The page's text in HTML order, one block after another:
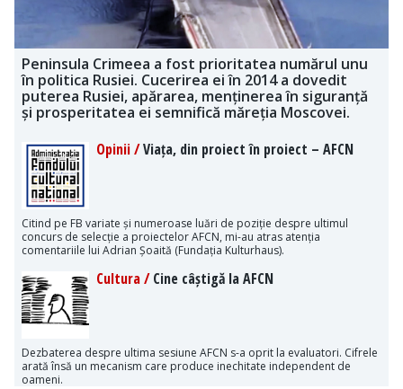
Peninsula Crimeea a fost prioritatea numărul unu
în politica Rusiei. Cucerirea ei în 2014 a dovedit
puterea Rusiei, apărarea, menținerea în siguranță
și prosperitatea ei semnifică măreția Moscovei.
Opinii /Viața, din proiect în proiect – AFCN
Citind pe FB variate și numeroase luări de poziție despre ultimul
concurs de selecție a proiectelor AFCN, mi-au atras atenția
comentariile lui Adrian Șoaită (Fundația Kulturhaus).
Cultura /Cine câștigă la AFCN
Dezbaterea despre ultima sesiune AFCN s-a oprit la evaluatori. Cifrele
arată însă un mecanism care produce inechitate independent de
oameni.